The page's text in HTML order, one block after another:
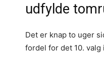
udfylde
Det er knap to uger
fordel for det 10.